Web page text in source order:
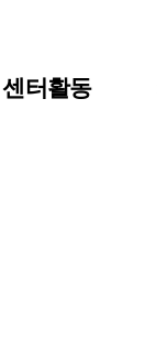
센터활동